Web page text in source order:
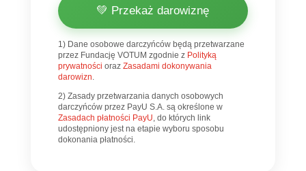
💚 Przekaż darowiznę
1) Dane osobowe darczyńców będą przetwarzane
przez Fundację VOTUM zgodnie z Polityką
prywatności oraz Zasadami dokonywania
darowizn.
2) Zasady przetwarzania danych osobowych
darczyńców przez PayU S.A. są określone w
Zasadach płatności PayU, do których link
udostępniony jest na etapie wyboru sposobu
dokonania płatności.